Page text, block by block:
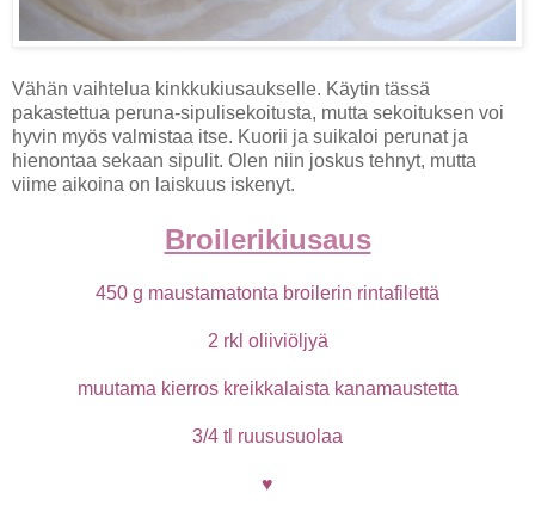
Vähän vaihtelua kinkkukiusaukselle. Käytin tässä
pakastettua peruna-sipulisekoitusta, mutta sekoituksen voi
hyvin myös valmistaa itse. Kuorii ja suikaloi perunat ja
hienontaa sekaan sipulit. Olen niin joskus tehnyt, mutta
viime aikoina on laiskuus iskenyt.
Broilerikiusaus
450 g maustamatonta broilerin rintafilettä
2 rkl oliiviöljyä
muutama kierros kreikkalaista kanamaustetta
3/4 tl ruususuolaa
♥